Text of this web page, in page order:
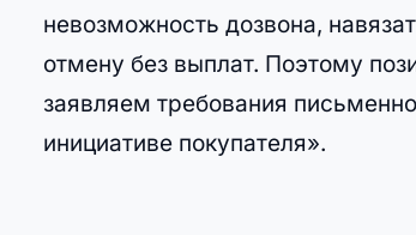
невозможность дозвона,
отмену без выплат. Поэтому
заявляем требования
инициативе покупателя».